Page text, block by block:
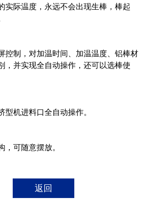
实际温度，永远不会出现生棒，棒起
控制，对加温时间、加温温度、铝棒材
，并实现全自动操作，还可以选棒使
型机进料口全自动操作。
，可随意摆放。
返回